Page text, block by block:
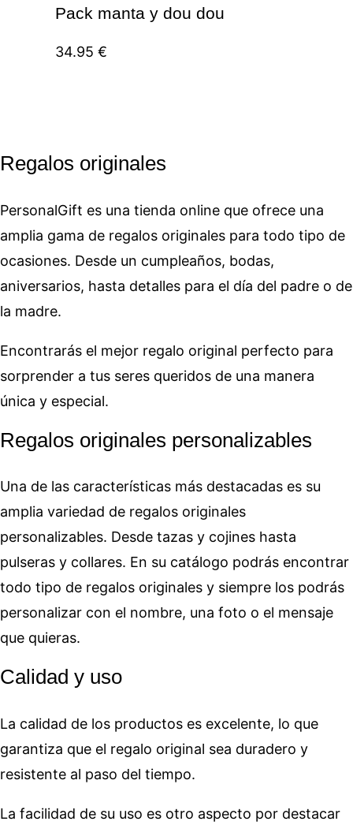
Pack manta y dou dou
34.95 €
Regalos originales
PersonalGift es una tienda online que ofrece una
amplia gama de regalos originales para todo tipo de
ocasiones. Desde un cumpleaños, bodas,
aniversarios, hasta detalles para el día del padre o de
la madre.
Encontrarás el mejor regalo original perfecto para
sorprender a tus seres queridos de una manera
única y especial.
Regalos originales personalizables
Una de las características más destacadas es su
amplia variedad de regalos originales
personalizables. Desde tazas y cojines hasta
pulseras y collares. En su catálogo podrás encontrar
todo tipo de regalos originales y siempre los podrás
personalizar con el nombre, una foto o el mensaje
que quieras.
Calidad y uso
La calidad de los productos es excelente, lo que
garantiza que el regalo original sea duradero y
resistente al paso del tiempo.
La facilidad de su uso es otro aspecto por destacar